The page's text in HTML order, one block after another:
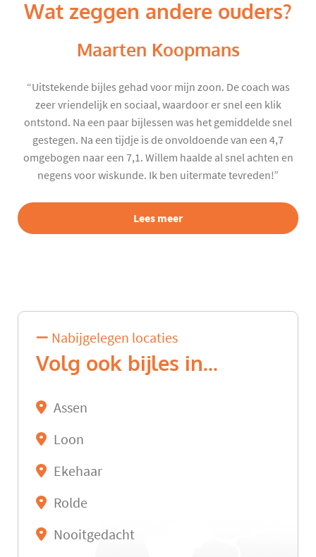
Wat zeggen andere ouders?
Maarten Koopmans
“Uitstekende bijles gehad voor mijn zoon. De coach was
zeer vriendelijk en sociaal, waardoor er snel een klik
ontstond. Na een paar bijlessen was het gemiddelde snel
gestegen. Na een tijdje is de onvoldoende van een 4,7
omgebogen naar een 7,1. Willem haalde al snel achten en
negens voor wiskunde. Ik ben uitermate tevreden!”
Lees meer
Nabijgelegen locaties
Volg ook bijles in...
Assen
Loon
Ekehaar
Rolde
Nooitgedacht